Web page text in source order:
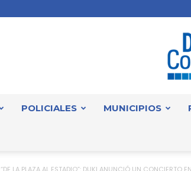
POLICIALES MUNICIPIOS